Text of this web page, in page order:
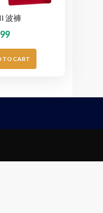
波褲
TO CART